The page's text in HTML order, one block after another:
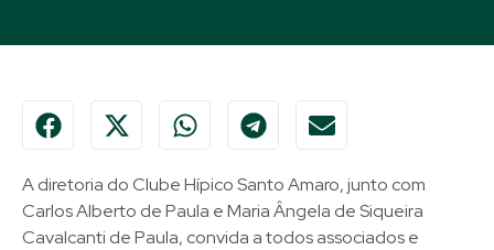
A diretoria do Clube Hípico Santo Amaro, junto com
Carlos Alberto de Paula e Maria Ângela de Siqueira
Cavalcanti de Paula, convida a todos associados e